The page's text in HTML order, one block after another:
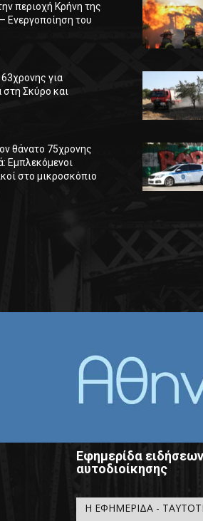
περιοχή Κρήνη της
Ενεργοποίηση του
για
στη Σκύρο και
θάνατο 75χρονης
Εμπλεκόμενοι
στο μικροσκόπιο
Εφημερίδα
αυτοδιοίκησης
Η ΕΦΗΜΕΡΙΔΑ -